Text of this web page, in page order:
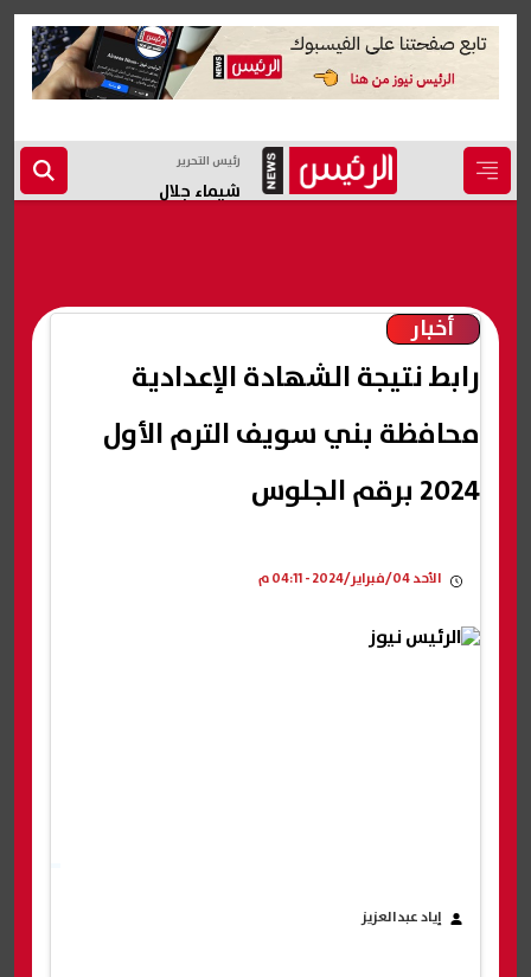
رئيس التحرير
شيماء جلال
أخبار
رابط نتيجة الشهادة الإعدادية
محافظة بني سويف الترم الأول
2024 برقم الجلوس
الأحد 04/فبراير/2024 - 04:11 م
إياد عبدالعزيز